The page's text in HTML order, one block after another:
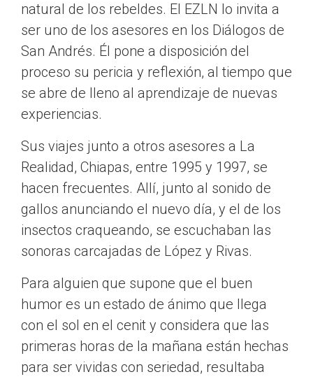
natural de los rebeldes. El EZLN lo invita a
ser uno de los asesores en los Diálogos de
San Andrés. Él pone a disposición del
proceso su pericia y reflexión, al tiempo que
se abre de lleno al aprendizaje de nuevas
experiencias.
Sus viajes junto a otros asesores a La
Realidad, Chiapas, entre 1995 y 1997, se
hacen frecuentes. Allí, junto al sonido de
gallos anunciando el nuevo día, y el de los
insectos craqueando, se escuchaban las
sonoras carcajadas de López y Rivas.
Para alguien que supone que el buen
humor es un estado de ánimo que llega
con el sol en el cenit y considera que las
primeras horas de la mañana están hechas
para ser vividas con seriedad, resultaba